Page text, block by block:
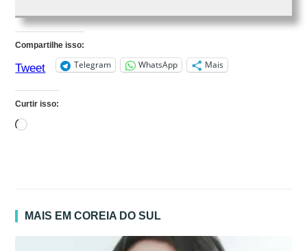
Compartilhe isso:
Tweet Telegram WhatsApp Mais
Curtir isso:
Carregando...
MAIS EM COREIA DO SUL